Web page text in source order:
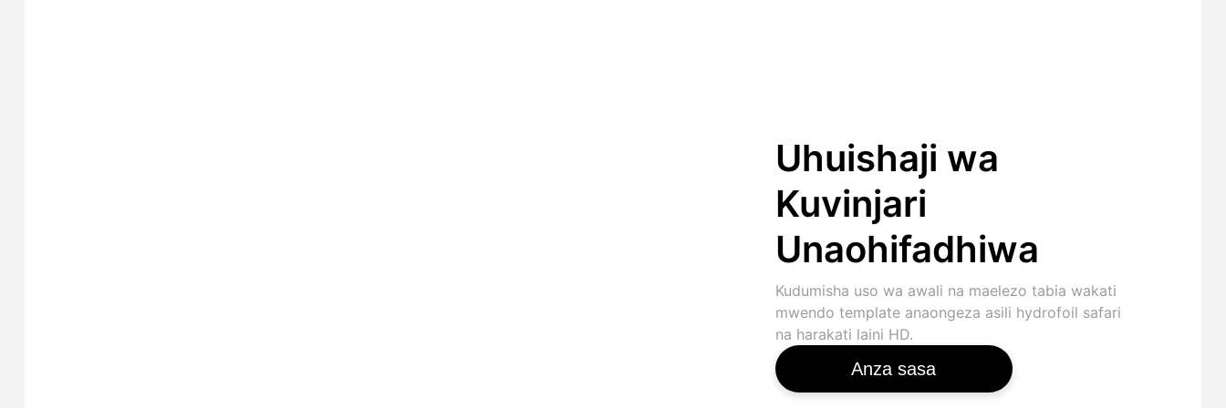
Uhuishaji wa
Kuvinjari
Unaohifadhiwa
Kudumisha uso wa awali na maelezo tabia wakati
mwendo template anaongeza asili hydrofoil safari
na harakati laini HD.
Anza sasa